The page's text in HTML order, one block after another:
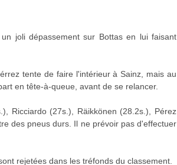
joli dépassement sur Bottas en lui faisant
tente de faire l'intérieur à Sainz, mais au
en tête-à-queue, avant de se relancer.
Ricciardo (27s.), Räikkönen (28.2s.), Pérez
des pneus durs. Il ne prévoir pas d'effectuer
rejetées dans les tréfonds du classement.